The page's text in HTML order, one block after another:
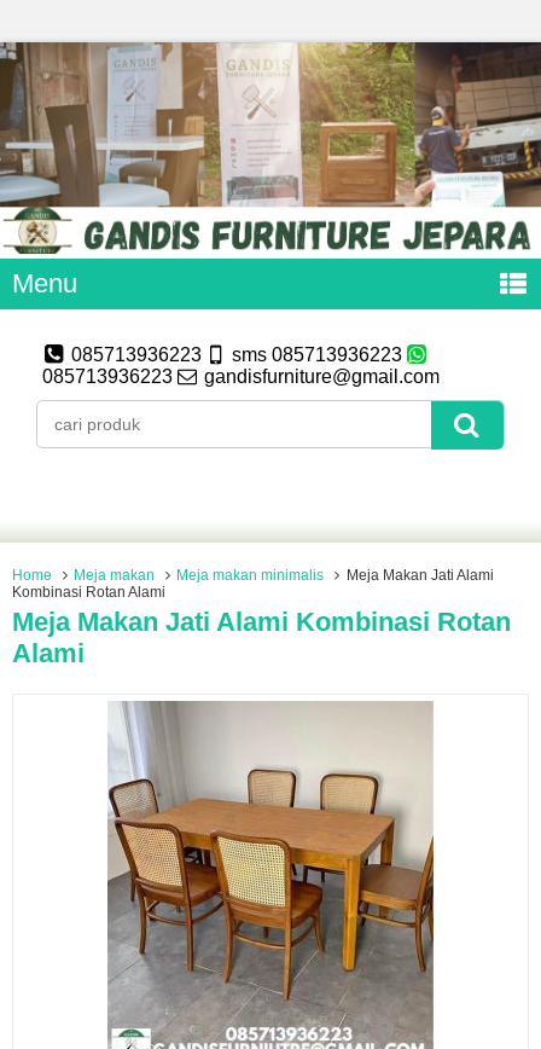
Menu
085713936223
sms 085713936223
085713936223
gandisfurniture@gmail.com
Home Meja makan Meja makan minimalis
Meja Makan Jati Alami
Kombinasi Rotan Alami
Meja Makan Jati Alami Kombinasi Rotan
Alami